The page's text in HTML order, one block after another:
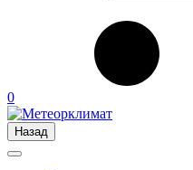
0
Назад